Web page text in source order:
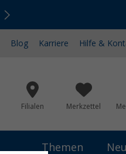
Blog Karriere Hilfe &
Filialen Merkzettel
Themen